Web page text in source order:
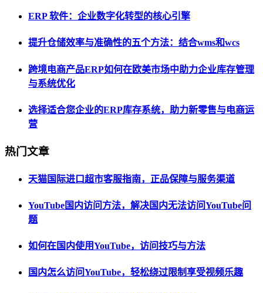
ERP 软件：企业数字化转型的核心引擎
提升仓储效率与准确性的五个方法：结合wms和wcs
跨境电商产品ERP如何在欧美市场中助力企业库存管理
与系统优化
选择适合您企业的ERP库存系统，助力新零售与电商运
营
热门文章
天猫国际进口超市客服指南，正品保障与服务渠道
YouTube国内访问方法，解决国内无法访问YouTube问
题
如何在国内使用YouTube，访问技巧与方法
国内怎么访问YouTube，轻松绕过限制享受视频乐趣